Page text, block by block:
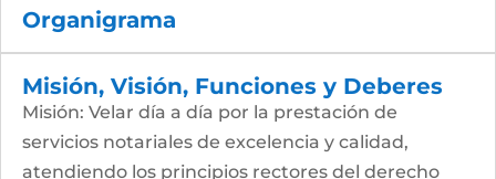
Organigrama
Misión, Visión, Funciones y Deberes
Misión: Velar día a día por la prestación de
servicios notariales de excelencia y calidad,
atendiendo los principios rectores del derecho